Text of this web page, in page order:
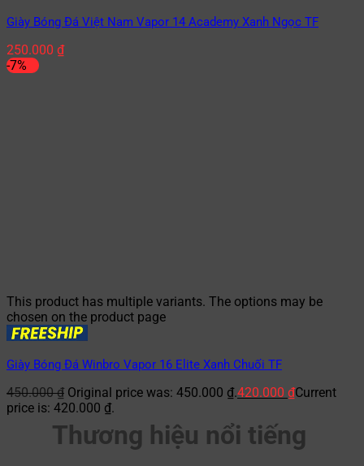
Giày Bóng Đá Việt Nam Vapor 14 Academy Xanh Ngọc TF
250.000 ₫
-7%
This product has multiple variants. The options may be
chosen on the product page
Giày Bóng Đá Winbro Vapor 16 Elite Xanh Chuối TF
450.000₫ Original price was: 450.000 ₫.420.000 ₫Current
price is: 420.000 ₫.
Thương hiệu nổi tiếng